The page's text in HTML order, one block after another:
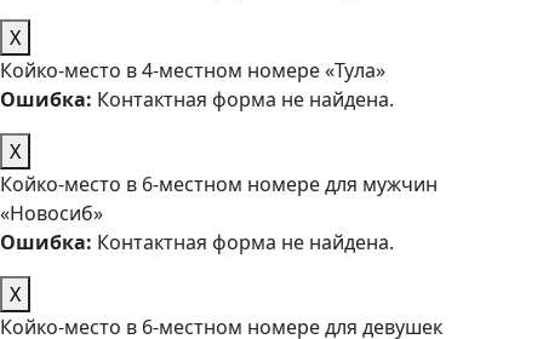
X
Койко-место в 4-местном номере «Тула»
Ошибка: Контактная форма не найдена.
X
Койко-место в 6-местном номере для мужчин
«Новосиб»
Ошибка: Контактная форма не найдена.
X
Койко-место в 6-местном номере для девушек